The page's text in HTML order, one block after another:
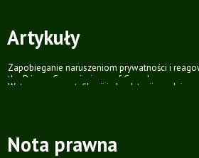
Artykuły
Zapobieganie naruszeniom prywatności i
the Privacy Commissioner of Canada
Wytyczne ws. certyfikacji i akredytacji zgodnie z
Nota prawna